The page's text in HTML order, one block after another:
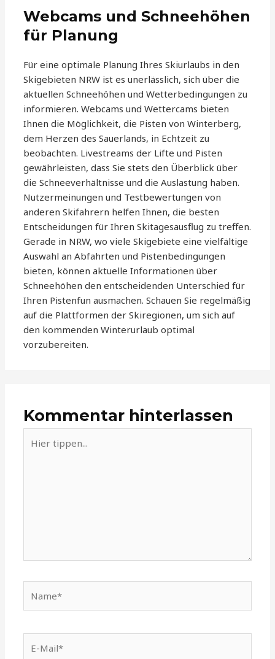
Webcams und Schneehöhen
für Planung
Für eine optimale Planung Ihres Skiurlaubs in den
Skigebieten NRW ist es unerlässlich, sich über die
aktuellen Schneehöhen und Wetterbedingungen zu
informieren. Webcams und Wettercams bieten
Ihnen die Möglichkeit, die Pisten von Winterberg,
dem Herzen des Sauerlands, in Echtzeit zu
beobachten. Livestreams der Lifte und Pisten
gewährleisten, dass Sie stets den Überblick über
die Schneeverhältnisse und die Auslastung haben.
Nutzermeinungen und Testbewertungen von
anderen Skifahrern helfen Ihnen, die besten
Entscheidungen für Ihren Skitagesausflug zu treffen.
Gerade in NRW, wo viele Skigebiete eine vielfältige
Auswahl an Abfahrten und Pistenbedingungen
bieten, können aktuelle Informationen über
Schneehöhen den entscheidenden Unterschied für
Ihren Pistenfun ausmachen. Schauen Sie regelmäßig
auf die Plattformen der Skiregionen, um sich auf
den kommenden Winterurlaub optimal
vorzubereiten.
Kommentar hinterlassen
tippen...
Mail*